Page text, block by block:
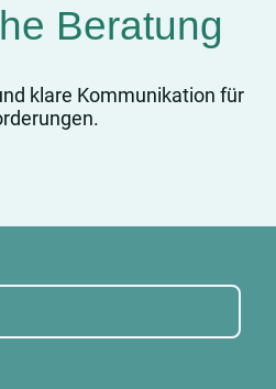
Beratung
klare Kommunikation für